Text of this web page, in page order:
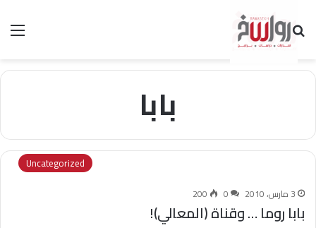
بحث عن
بابا
Uncategorized
3 مارس، 2010 0
200
بابا روما … وقناة (المعالي)!